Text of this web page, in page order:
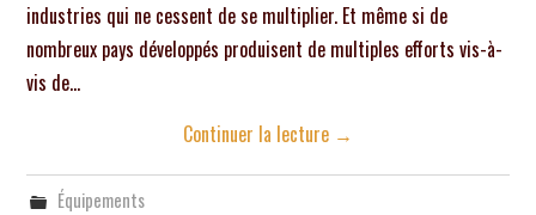
industries qui ne cessent de se multiplier. Et même si de
nombreux pays développés produisent de multiples efforts vis-à-
vis de…
Continuer la lecture →
Équipements